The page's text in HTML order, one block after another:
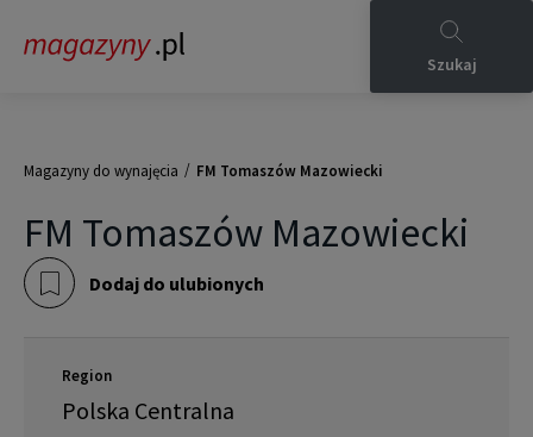
Szukaj
Magazyny do wynajęcia / FM Tomaszów Mazowiecki
FM Tomaszów Mazowiecki
Dodaj do ulubionych
Region
Polska Centralna